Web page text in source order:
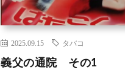
2025.09.15 タバコ
義父の通院 その1